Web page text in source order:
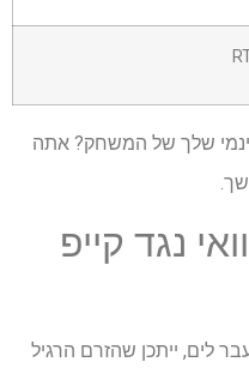
שלך של המשחק? אתה
נגד קייפ
לים, ייתכן שהזרם הרגיל